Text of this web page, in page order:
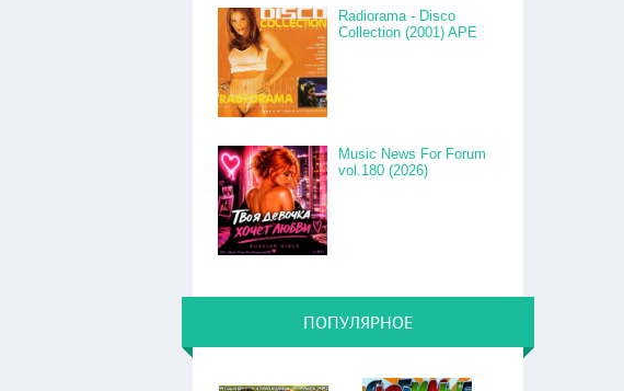
Radiorama - Disco
Collection (2001) APE
Music News For Forum
vol.180 (2026)
ПОПУЛЯРНОЕ